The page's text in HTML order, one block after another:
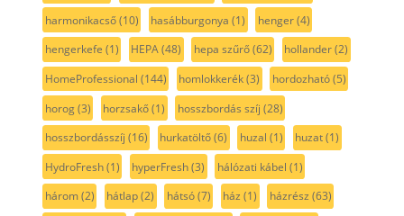
harmonikacső(10) hasábburgonya (1) henger(4)
hengerkefe (1) HEPA(48) hepa szűrő(62) hollander(2)
HomeProfessional (144) homlokkerék(3) hordozható(5)
horog(3) horzsakő(1) hosszbordás szíj (28)
hosszbordásszíj (16) hurkatöltő(6) huzal (1) huzat(1)
HydroFresh(1) hyperFresh(3) hálózati kábel (1)
három(2) hátlap(2) hátsó(7) ház (1) házrész (63)